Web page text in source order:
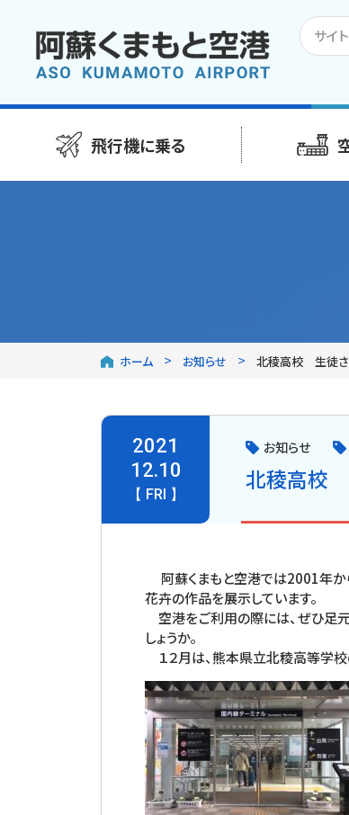
飛行機に乗る
ホーム お知らせ 北稜高校 生徒さ
2021
12.10
【 FRI 】
お知らせ
北稜高校
阿蘇くまもと空港では2001年か
花卉の作品を展示しています。
空港をご利用の際には、ぜひ足
しょうか。
１２月は、熊本県立北稜高等学校